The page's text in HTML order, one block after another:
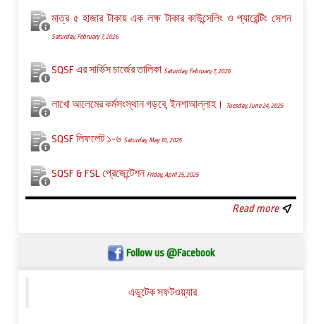
মাত্র ৫ হাজার টাকায় এক লক্ষ টাকার কাউন্সেলিং ও প্যারেন্টিং সেশন
Saturday, February 7, 2026
SQSF এর সার্ভিস চার্জের তালিকা Saturday, February 7, 2026
লাখো আলেমের কর্মসংস্থান গড়বে, ইনশাআল্লাহ। Tuesday, June 24, 2025
SQSF লিফলেট ১-৬ Saturday, May 10, 2025
SQSF & FSL প্রেজেন্টেশন Friday, April 25, 2025
Read more
Follow us @Facebook
এডুটেক সফটওয়্যার